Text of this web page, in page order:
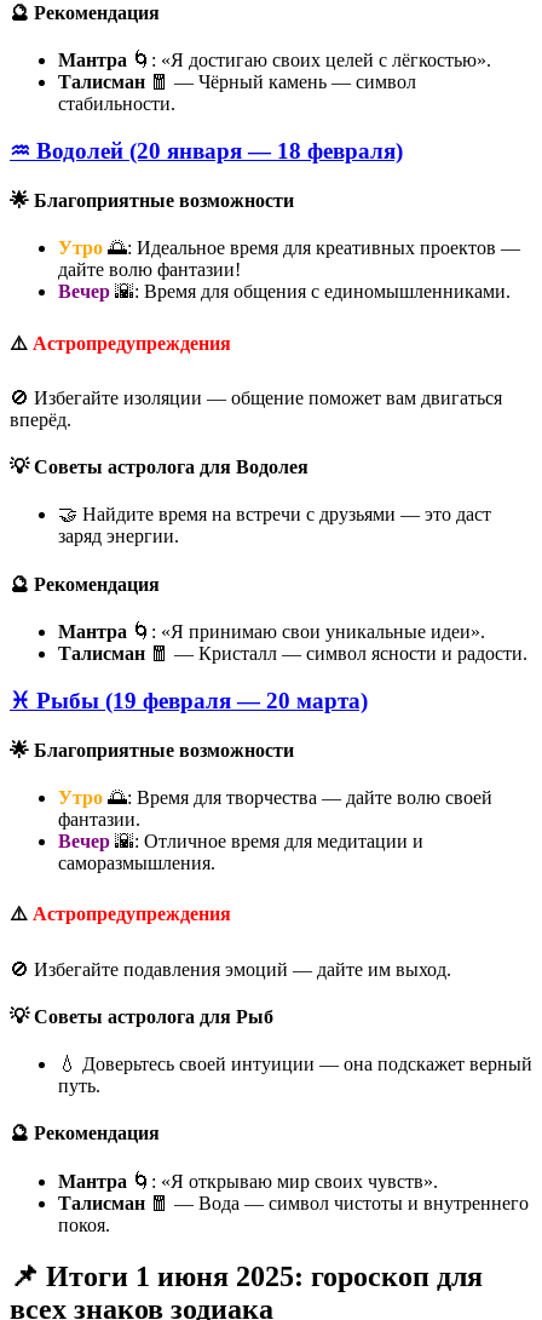
🔮 Рекомендация
Мантра 🌀: «Я достигаю своих целей с лёгкостью».
Талисман 🧧 — Чёрный камень — символ
стабильности.
♒ Водолей (20 января — 18 февраля)
🌟 Благоприятные возможности
Утро 🌅: Идеальное время для креативных проектов —
дайте волю фантазии!
Вечер 🌇: Время для общения с единомышленниками.
⚠️ Астропредупреждения
🚫 Избегайте изоляции — общение поможет вам двигаться
вперёд.
💡 Советы астролога для Водолея
🤝 Найдите время на встречи с друзьями — это даст
заряд энергии.
🔮 Рекомендация
Мантра 🌀: «Я принимаю свои уникальные идеи».
Талисман 🧧 — Кристалл — символ ясности и радости.
♓ Рыбы (19 февраля — 20 марта)
🌟 Благоприятные возможности
Утро 🌅: Время для творчества — дайте волю своей
фантазии.
Вечер 🌇: Отличное время для медитации и
саморазмышления.
⚠️ Астропредупреждения
🚫 Избегайте подавления эмоций — дайте им выход.
💡 Советы астролога для Рыб
💧 Доверьтесь своей интуиции — она подскажет верный
путь.
🔮 Рекомендация
Мантра 🌀: «Я открываю мир своих чувств».
Талисман 🧧 — Вода — символ чистоты и внутреннего
покоя.
📌 Итоги 1 июня 2025: гороскоп для
всех знаков зодиака